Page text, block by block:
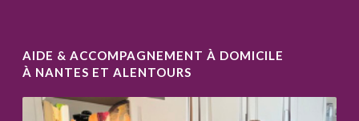
AIDE & ACCOMPAGNEMENT À DOMICILE
À NANTES ET ALENTOURS